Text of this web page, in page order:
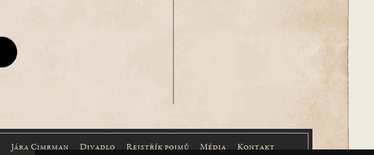
Jára Cimrman Divadlo Rejstřík pojmů Média Kontakt